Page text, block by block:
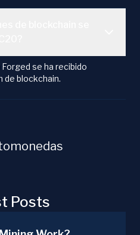
se ha recibido
de blockchain.
Posts